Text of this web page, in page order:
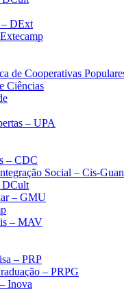
– DExt
de Cooperativas
Ciências
– UPA
– CDC
Social – Cis-
DCult
– GMU
– MAV
– PRP
– PRPG
Inova